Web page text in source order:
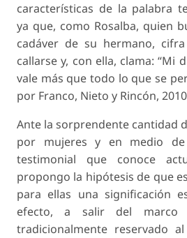
características de la palabra
ya que, como Rosalba, quien
cadáver de su hermano,
callarse y, con ella, clama: “Mi
vale más que todo lo que se
por Franco, Nieto y Rincón,
Ante la sorprendente cantidad
por mujeres y en medio de
testimonial que conoce
propongo la hipótesis de que
para ellas una significación
efecto, a salir del marco
tradicionalmente reservado